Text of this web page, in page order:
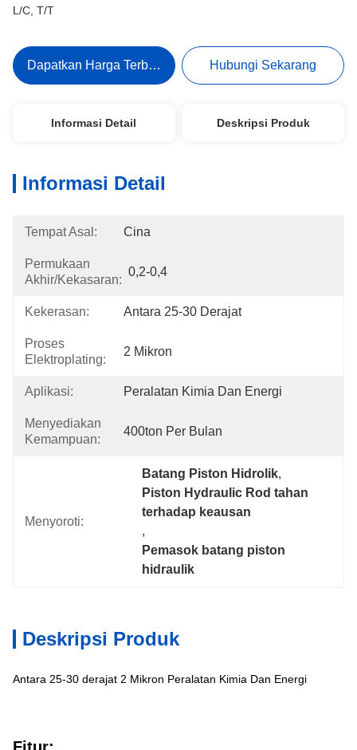
L/C, T/T
Dapatkan Harga Terbaik Hubungi Sekarang
Informasi Detail Deskripsi Produk
Informasi Detail
Tempat Asal: Cina
Permukaan
Akhir/kekasaran:
0,2-0,4
Kekerasan: Antara 25-30 Derajat
Proses
Elektroplating:
2 Mikron
Aplikasi: Peralatan Kimia Dan Energi
Menyediakan
Kemampuan:
400ton Per Bulan
Menyoroti:
Batang Piston Hidrolik,
Piston Hydraulic Rod tahan
terhadap keausan
,
Pemasok batang piston
hidraulik
Deskripsi Produk
Antara 25-30 derajat 2 Mikron Peralatan Kimia Dan Energi